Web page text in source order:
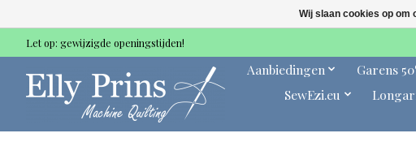
Let op: gewijzigde openingstijden!
Aanbiedingen Garens
SewEzi.eu
Wij slaan cookies op om